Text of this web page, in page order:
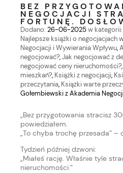
BEZ
NEGOCJACJI
FORTUNĘ.
Dodano: 26-06-2025w kategorii:
Najlepsze książki o negocjacjach
Negocjacji i Wywierania Wpływu,
negocjować?,Jak negocjować z
negocjować ceny nieruchomości?,
mieszkań?, Książki z negocjacji,
przeczytania, Książki warte
Gołembiewski z Akademia
„Bez przygotowania stracisz
powiedziałem.
„To chyba trochę przesada” –
Tydzień później dzwoni:
„Miałeś rację. Właśnie tyle
nieruchomości.”